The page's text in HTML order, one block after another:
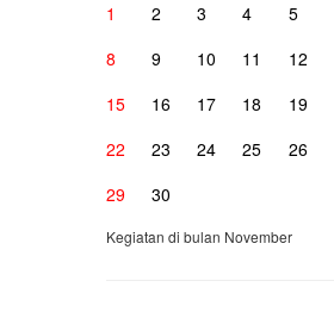
1
2 3 4 5
8
9 10 11 12
15
16 17 18 19
22
23 24 25 26
29
30
Kegiatan di bulan November